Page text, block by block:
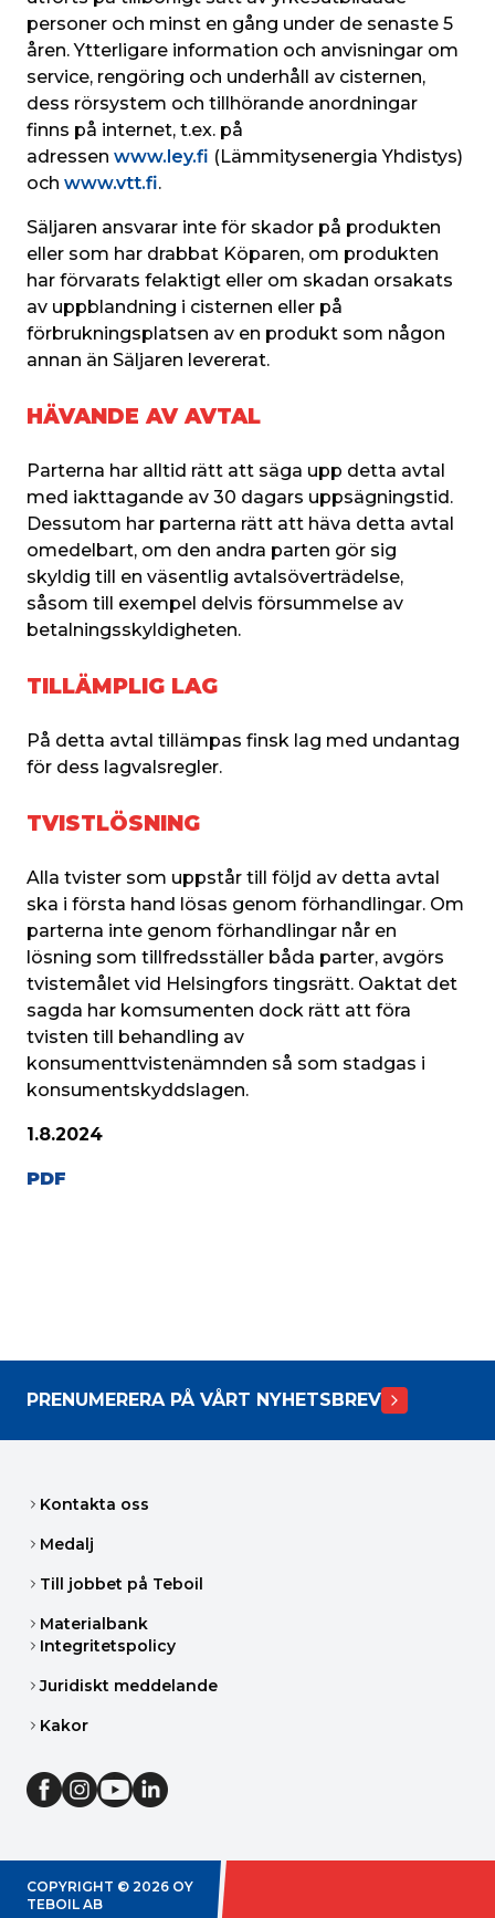
personer och minst en gång under de senaste 5
åren. Ytterligare information och anvisningar om
service, rengöring och underhåll av cisternen,
dess rörsystem och tillhörande anordningar
finns på internet, t.ex. på
adressen www.ley.fi (Lämmitysenergia Yhdistys)
och www.vtt.fi.
Säljaren ansvarar inte för skador på produkten
eller som har drabbat Köparen, om produkten
har förvarats felaktigt eller om skadan orsakats
av uppblandning i cisternen eller på
förbrukningsplatsen av en produkt som någon
annan än Säljaren levererat.
HÄVANDE AV AVTAL
Parterna har alltid rätt att säga upp detta avtal
med iakttagande av 30 dagars uppsägningstid.
Dessutom har parterna rätt att häva detta avtal
omedelbart, om den andra parten gör sig
skyldig till en väsentlig avtalsöverträdelse,
såsom till exempel delvis försummelse av
betalningsskyldigheten.
TILLÄMPLIG LAG
På detta avtal tillämpas finsk lag med undantag
för dess lagvalsregler.
TVISTLÖSNING
Alla tvister som uppstår till följd av detta avtal
ska i första hand lösas genom förhandlingar. Om
parterna inte genom förhandlingar når en
lösning som tillfredsställer båda parter, avgörs
tvistemålet vid Helsingfors tingsrätt. Oaktat det
sagda har komsumenten dock rätt att föra
tvisten till behandling av
konsumenttvistenämnden så som stadgas i
konsumentskyddslagen.
1.8.2024
PDF
PRENUMERERA PÅ VÅRT NYHETSBREV
Kontakta oss
Medalj
Till jobbet på Teboil
Materialbank
Integritetspolicy
Juridiskt meddelande
Kakor
COPYRIGHT © 2026 OY
TEBOIL AB